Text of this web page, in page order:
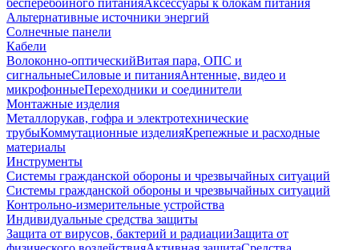
бесперебойного питанияАксессуары к блокам питания
Альтернативные источники энергий
Солнечные панели
Кабели
Волоконно-оптическийВитая пара, ОПС и
сигнальныеСиловые и питанияАнтенные, видео и
микрофонныеПереходники и соединители
Монтажные изделия
Металлорукав, гофра и электротехнические
трубыКоммутационные изделияКрепежные и расходные
материалы
Инструменты
Системы гражданской обороны и чрезвычайных ситуаций
Системы гражданской обороны и чрезвычайных ситуаций
Контрольно-измерительные устройства
Индивидуальные средства защиты
Защита от вирусов, бактерий и радиацииЗащита от